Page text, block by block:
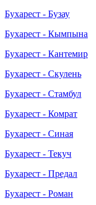
Бухарест - Бузау
Бухарест - Кымпына
Бухарест - Кантемир
Бухарест - Скулень
Бухарест - Стамбул
Бухарест - Комрат
Бухарест - Синая
Бухарест - Текуч
Бухарест - Предал
Бухарест - Роман